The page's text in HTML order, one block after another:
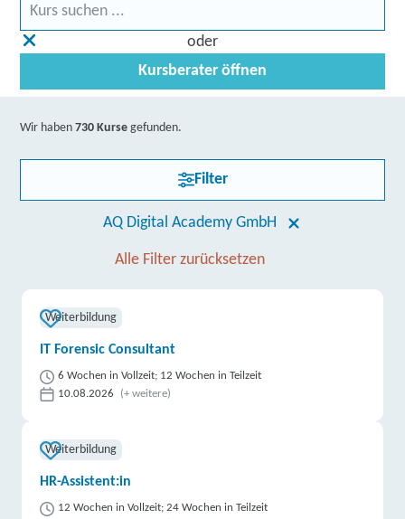
oder
Kursberater öffnen
Wir haben730 Kurse gefunden.
Filter
AQ Digital Academy GmbH
Alle Filter zurücksetzen
Weiterbildung
IT Forensic Consultant
6 Wochen in Vollzeit; 12 Wochen in Teilzeit
10.08.2026
(+ weitere)
Weiterbildung
HR-Assistent:in
12 Wochen in Vollzeit; 24 Wochen in Teilzeit